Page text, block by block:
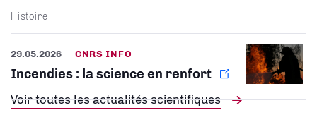
Voir toutes les actualités scientifiques
Histoire
29.05.2026 CNRS INFO
Incendies : la science en renfort